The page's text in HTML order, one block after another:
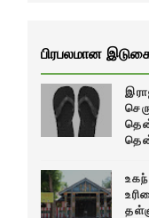
பிரபலமான